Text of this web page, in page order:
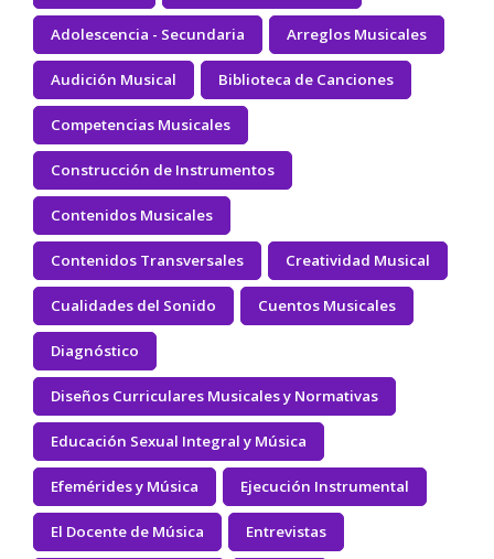
Adolescencia - Secundaria Arreglos Musicales
Audición Musical Biblioteca de Canciones
Competencias Musicales
Construcción de Instrumentos
Contenidos Musicales
Contenidos Transversales Creatividad Musical
Cualidades del Sonido Cuentos Musicales
Diagnóstico
Diseños Curriculares Musicales y Normativas
Educación Sexual Integral y Música
Efemérides y Música Ejecución Instrumental
El Docente de Música Entrevistas